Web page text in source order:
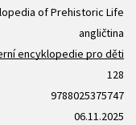
of Prehistoric Life
angličtina
encyklopedie pro děti
128
9788025375747
06.11.2025